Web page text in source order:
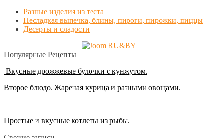
Разные изделия из теста
Несладкая выпечка, блины, пироги, пирожки, пиццы
Десерты и сладости
Популярные Рецепты
Вкусные дрожжевые булочки с кунжутом.
Второе блюдо. Жареная курица и разными овощами.
Простые и вкусные котлеты из рыбы.